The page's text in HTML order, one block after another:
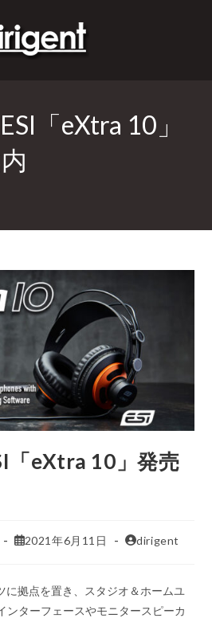
「eXtra 10」
「eXtra 10」発売
2021年6月11日 dirigent
に拠点を置き、スタジオ＆ホームユ
ンターフェースやモニタースピーカ